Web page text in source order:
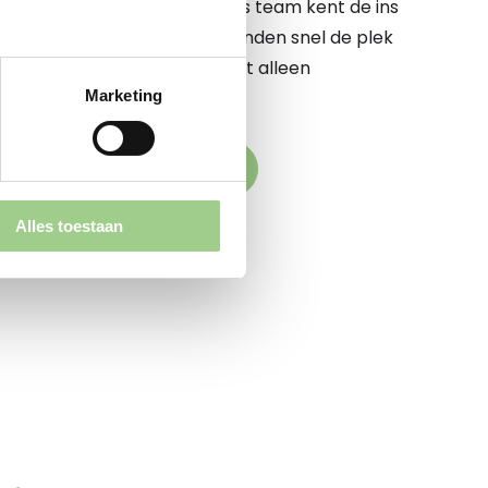
Marketing
Alles toestaan
begeleiden op dit pad. Ons team kent de ins
markt op zijn duimpje. We vinden snel de plek
werkgever elkaar niet alleen
versterken